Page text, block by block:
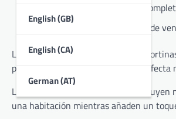
English (GB)
English (CA)
German (AT)
Bloquean
Cortinas térmicas:
Aislantes de
Los materiales utilizados para las
poliéster. La elección del material
Los beneficios de usar cortinas
una habitación mientras añaden un